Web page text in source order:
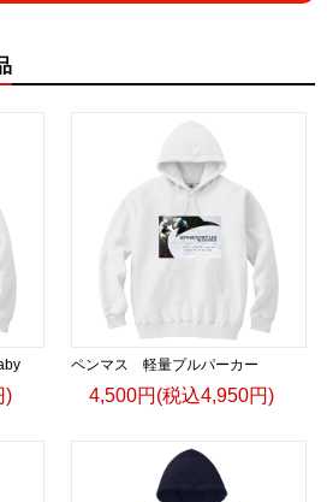
)
ペンマス 軽量プルパーカー
4,500円(税込4,950円)